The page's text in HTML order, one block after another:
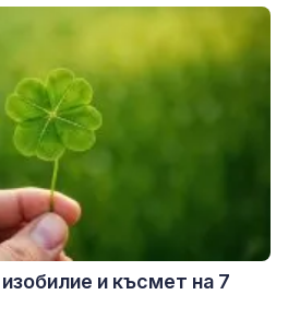
и късмет на 7